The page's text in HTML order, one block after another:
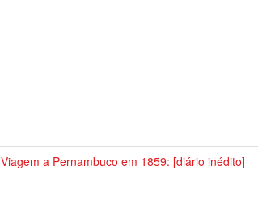
Viagem a Pernambuco em 1859: [diário inédito]